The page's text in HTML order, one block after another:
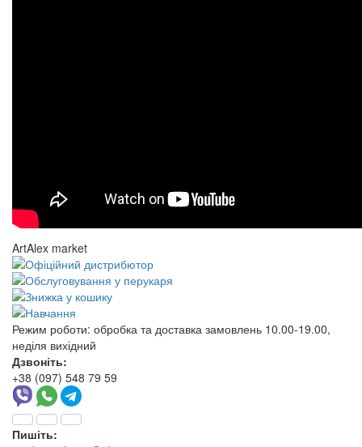
ArtAlex market
Режим роботи: обробка та доставка замовлень 10.00-19.00,
неділя вихідний
Дзвоніть:
+38 (097) 548 79 59
Пишіть: